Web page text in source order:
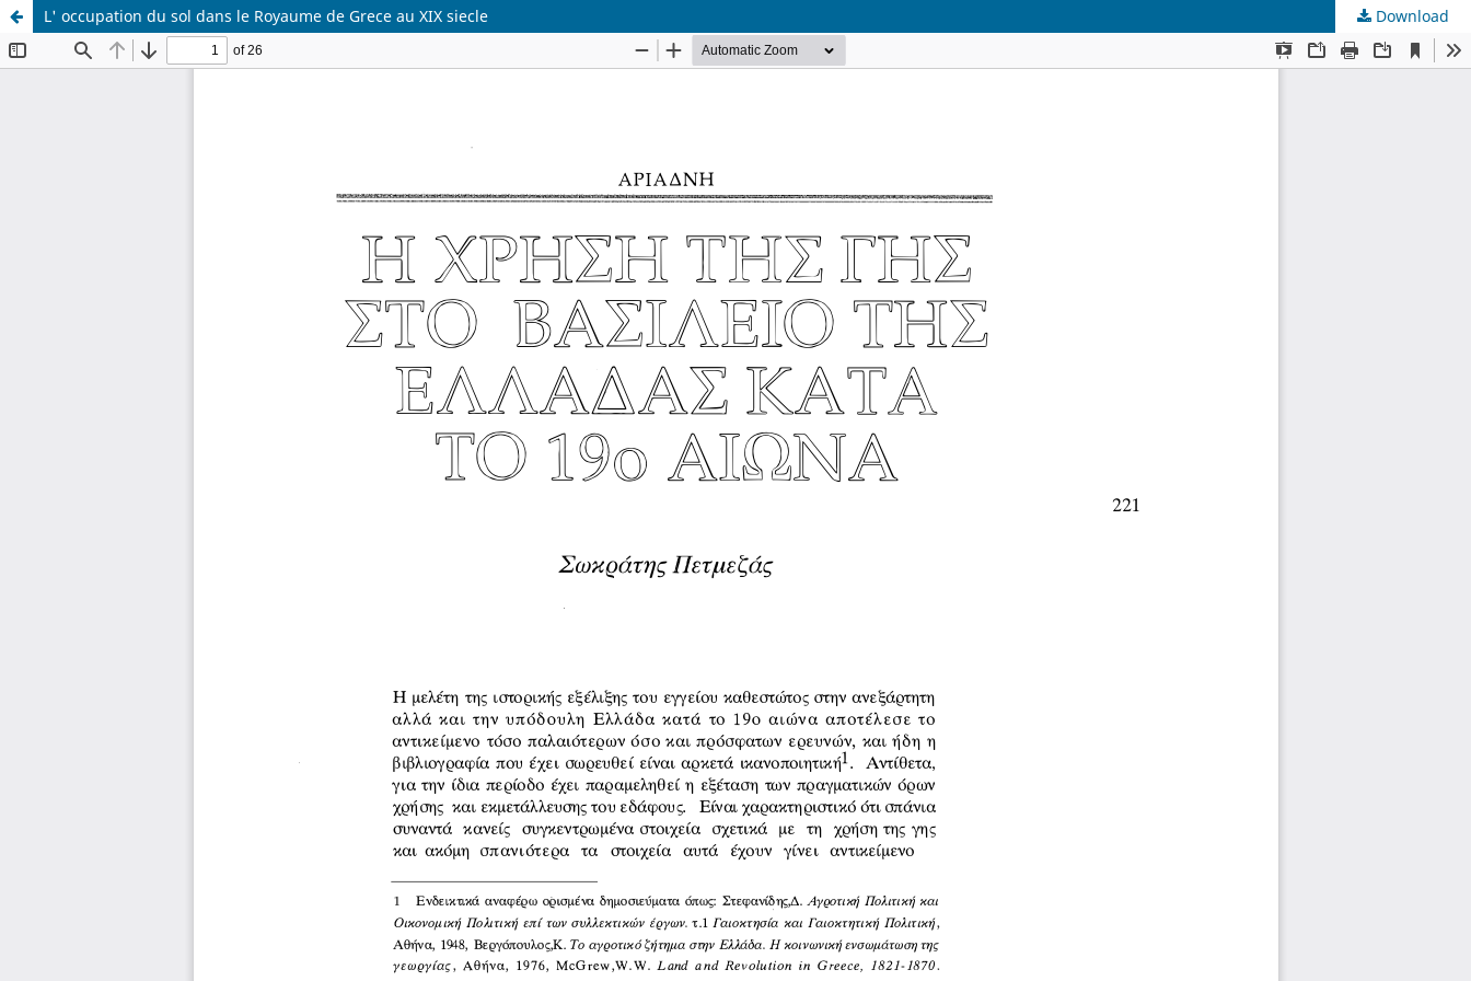
L' occupation du sol dans le Royaume de Grece au XIX siecle Download